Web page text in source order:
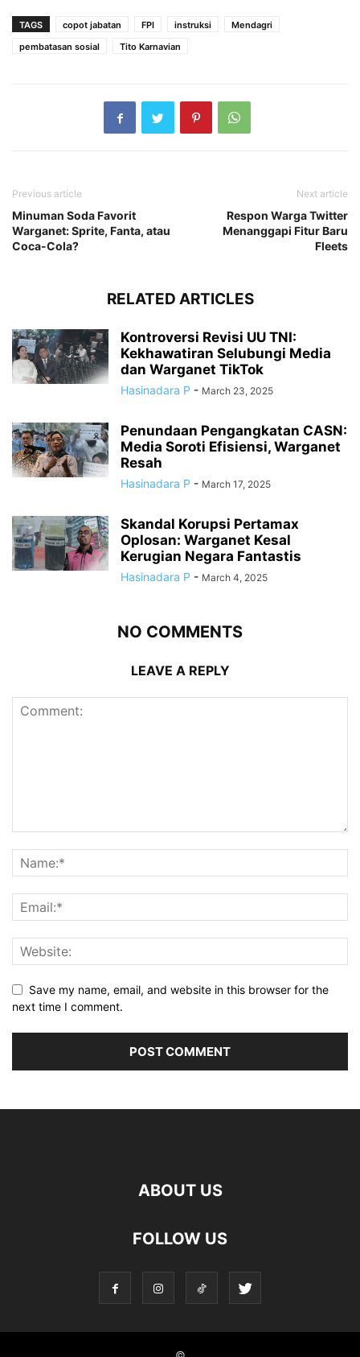
TAGS copot jabatan FPI instruksi
Mendagri
pembatasan sosial
Tito Karnavian
Previous article
Minuman Soda Favorit
Warganet: Sprite, Fanta, atau
Coca-Cola?
Next article
Respon Warga Twitter
Menanggapi Fitur Baru
Fleets
RELATED ARTICLES
Kontroversi Revisi UU TNI:
Kekhawatiran Selubungi Media
dan Warganet TikTok
Hasinadara P - March 23, 2025
Penundaan Pengangkatan CASN:
Media Soroti Efisiensi, Warganet
Resah
Hasinadara P - March 17, 2025
Skandal Korupsi Pertamax
Oplosan: Warganet Kesal
Kerugian Negara Fantastis
Hasinadara P - March 4, 2025
NO COMMENTS
LEAVE A REPLY
Save my name, email, and website in this browser for the
next time I comment.
ABOUT US
FOLLOW US